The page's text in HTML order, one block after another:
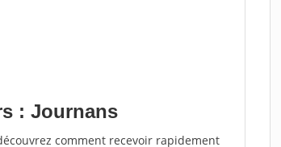
: Journans
comment recevoir rapidement